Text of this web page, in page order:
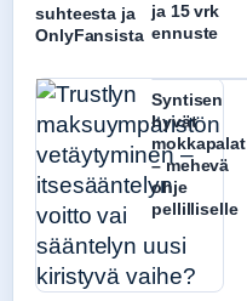
suhteesta ja
OnlyFansista
ja 15 vrk
ennuste
Syntisen
hyvät
mokkapalat
– mehevä
ohje
pellilliselle